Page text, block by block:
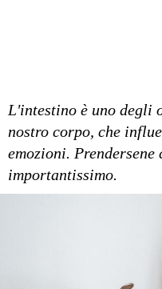
L'intestino è uno degli
nostro corpo, che
emozioni. Prendersene
importantissimo.